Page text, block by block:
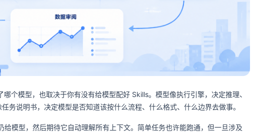
个模型，也取决于你有没有给模型配好 Skills。模型像执行引擎，决定推理、
务说明书，决定模型是否知道该按什么流程、什么格式、什么边界去做事。
给模型，然后期待它自动理解所有上下文。简单任务也许能跑通，但一旦涉及